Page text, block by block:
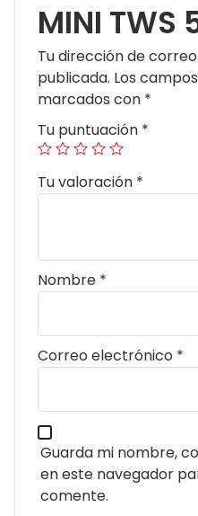
MINI TWS
Tu dirección de
publicada. Los
marcados con *
Tu puntuación *
Tu valoración *
Nombre *
Correo electrónico *
Guarda mi nombre,
en este navegador
comente.